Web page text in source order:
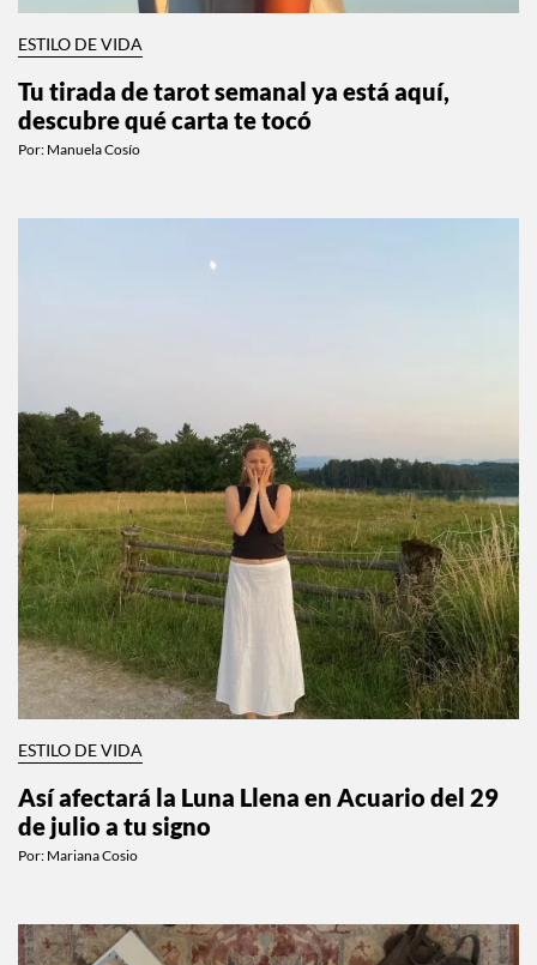
ESTILO DE VIDA
Tu tirada de tarot semanal ya está aquí,
descubre qué carta te tocó
Por: Manuela Cosío
ESTILO DE VIDA
Así afectará la Luna Llena en Acuario del 29
de julio a tu signo
Por: Mariana Cosio